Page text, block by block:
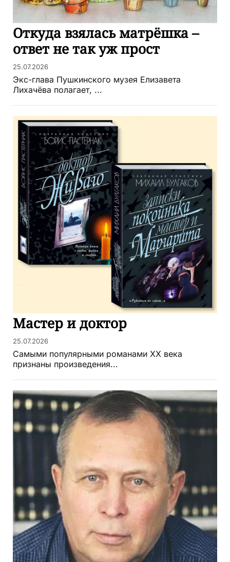
Откуда взялась матрёшка –
ответ не так уж прост
25.07.2026
Экс-глава Пушкинского музея Елизавета
Лихачёва полагает, ...
Мастер и доктор
25.07.2026
Самыми популярными романами ХХ века
признаны произведения...